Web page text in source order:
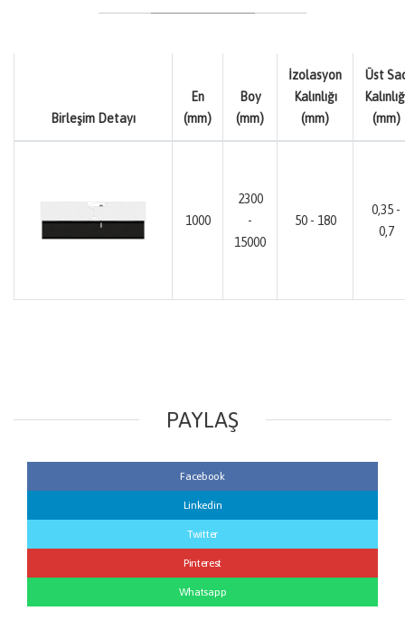
Birleşim Detayı
En
(mm)
Boy
(mm)
İzolasyon
Kalınlığı
(mm)
Üst
(mm)
1000
2300
-
15000
50 - 180
0,35 -
0,7
PAYLAŞ
Facebook
Linkedin
Twitter
Pinterest
Whatsapp